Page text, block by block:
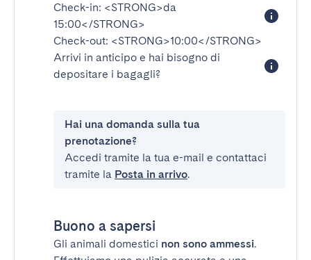
Check-in: <STRONG>da
15:00</STRONG>
Check-out: <STRONG>10:00</STRONG>
Arrivi in anticipo e hai bisogno di
depositare i bagagli?
Hai una domanda sulla tua
prenotazione?
Accedi tramite la tua e-mail e contattaci
tramite la Posta in arrivo.
Buono a sapersi
Gli animali domestici non sono ammessi.